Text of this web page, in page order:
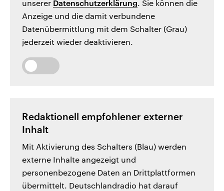
unserer Datenschutzerklärung. Sie können die
Anzeige und die damit verbundene
Datenübermittlung mit dem Schalter (Grau)
jederzeit wieder deaktivieren.
Redaktionell empfohlener externer
Inhalt
Mit Aktivierung des Schalters (Blau) werden
externe Inhalte angezeigt und
personenbezogene Daten an Drittplattformen
übermittelt. Deutschlandradio hat darauf